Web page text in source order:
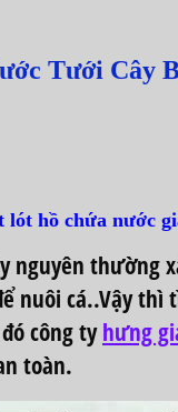
Tưới Cây
lót hồ chứa nước
nguyên
nuôi cá..Vậy thì
công tyhưng
toàn.